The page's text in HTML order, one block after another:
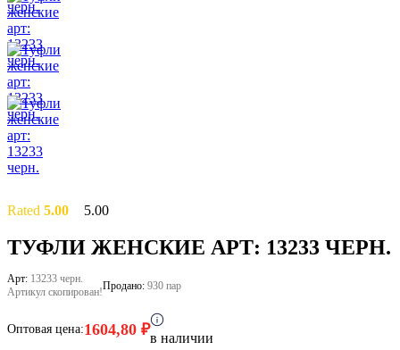
Rated 5.00
based on2
customer
5.00
ТУФЛИ ЖЕНСКИЕ АРТ: 13233 ЧЕРН.
Арт: 13233 черн.
Артикул скопирован!
Продано: 930 пар
Оптовая цена:1604,80 ₽в наличии